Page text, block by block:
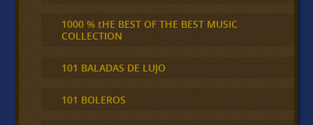
1000 % tHE BEST OF THE BEST MUSIC
COLLECTION
101 BALADAS DE LUJO
101 BOLEROS